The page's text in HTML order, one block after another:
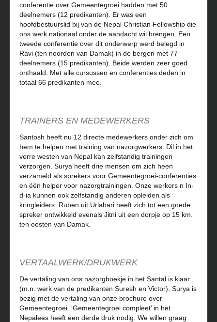
conferentie over Gemeentegroei hadden met 50
deelnemers (12 predikanten). Er was een
hoofdbestuurslid bij van de Nepal Christian Fellowship die
ons werk nationaal onder de aandacht wil brengen. Een
tweede conferentie over dit onderwerp werd belegd in
Ravi (ten noorden van Damak) in de bergen met 77
deelnemers (15 predikanten). Beide werden zeer goed
onthaald. Met alle cursussen en conferenties deden in
totaal 66 predikanten mee.
TRAINERS EN MEDEWERKERS
Santosh heeft nu 12 directe medewerkers onder zich om
hem te helpen met training van nazorgwerkers. Dil in het
verre westen van Nepal kan zelfstandig trainingen
verzorgen. Surya heeft drie mensen om zich heen
verzameld als sprekers voor Gemeentegroei-conferenties
en één helper voor nazorgtrainingen. Onze werkers n In-
d-ia kunnen ook zelfstandig anderen opleiden als
kringleiders. Ruben uit Urlabari heeft zich tot een goede
spreker ontwikkeld evenals Jitni uit een dorpje op 15 km.
ten oosten van Damak.
VERTAALWERK/DRUKWERK
De vertaling van ons nazorgboekje in het Santal is klaar
(m.n. werk van de predikanten Suresh en Victor). Surya is
bezig met de vertaling van onze brochure over
Gemeentegroei. ‘Gemeentegroei compleet’ in het
Nepalees heeft een derde druk nodig. We willen graag